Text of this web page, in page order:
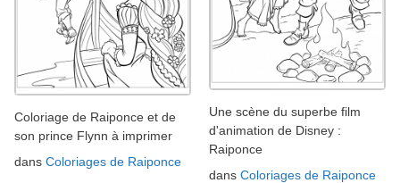
Coloriage de Raiponce et de
son prince Flynn à imprimer
dans Coloriages de Raiponce
Une scène du superbe film
d'animation de Disney :
Raiponce
dans Coloriages de Raiponce